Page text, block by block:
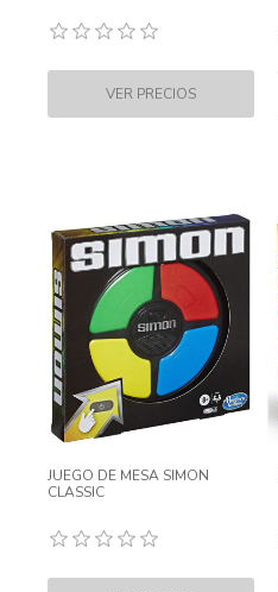
JUEGO DE MESA SIMON
CLASSIC